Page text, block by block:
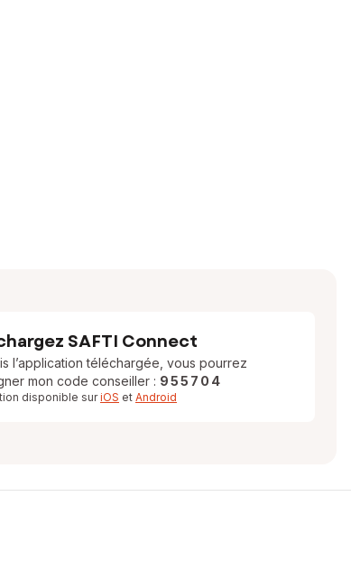
SAFTI Connect
l’application téléchargée, vous pourrez
mon code conseiller : 955704
disponible suriOS et Android